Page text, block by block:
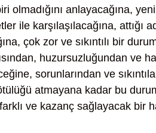
olmadığını anlayacağına,
ile karşılaşılacağına,
çok zor ve sıkıntılı bir
huzursuzluğundan ve
sorunlarından ve
atmayana kadar bu
farklı ve kazanç sağlayacak bir